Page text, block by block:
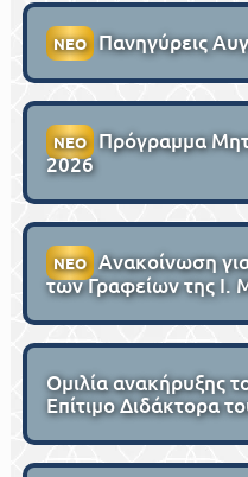
ΝΕΟ Πανηγύρεις
ΝΕΟ Πρόγραμμα
2026
ΝΕΟ Ανακοίνωση
των Γραφείων της Ι.
Ομιλία ανακήρυξης
Επίτιμο Διδάκτορα